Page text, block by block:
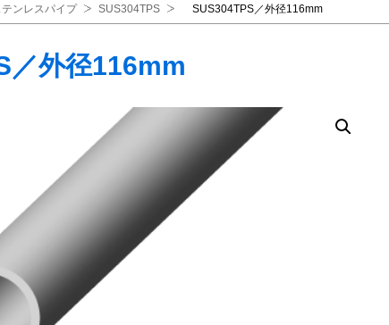
テンレスパイプ SUS304TPS SUS304TPS／外径116mm
／外径116mm